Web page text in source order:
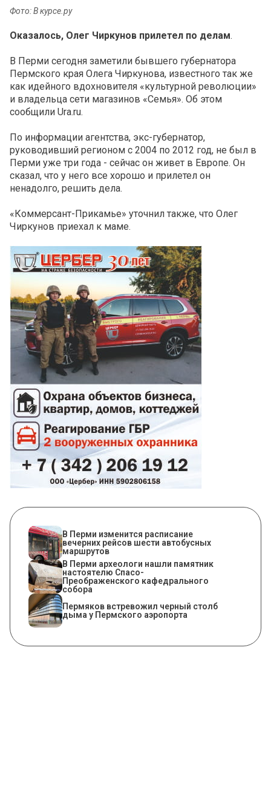
Фото: В курсе.ру
Оказалось, Олег Чиркунов прилетел по делам.
В Перми сегодня заметили бывшего губернатора
Пермского края Олега Чиркунова, известного так же
как идейного вдохновителя «культурной революции»
и владельца сети магазинов «Семья». Об этом
сообщили Ura.ru.
По информации агентства, экс-губернатор,
руководивший регионом с 2004 по 2012 год, не был в
Перми уже три года - сейчас он живет в Европе. Он
сказал, что у него все хорошо и прилетел он
ненадолго, решить дела.
«Коммерсант-Прикамье» уточнил также, что Олег
Чиркунов приехал к маме.
​В Перми изменится расписание
вечерних рейсов шести автобусных
маршрутов
​В Перми археологи нашли памятник
настоятелю Спасо-
Преображенского кафедрального
собора
Пермяков встревожил черный столб
дыма у Пермского аэропорта